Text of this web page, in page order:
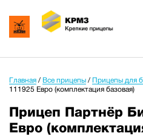
Главная / Все прицепы / Прицепы для
111925 Евро (комплектация базовая)
Прицеп Партнёр
Евро